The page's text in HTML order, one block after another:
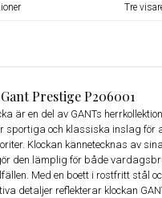
Prestige P206001
är en del av GANTs
sportiga och klassiska inslag för
Klockan kännetecknas av
den lämplig för både
Med en boett i rostfritt stål
detaljer reflekterar klockan
Tre